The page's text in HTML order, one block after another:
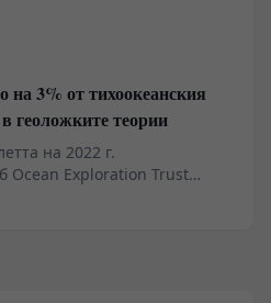
на 3% от тихоокеанския
геоложките теории
на 2022 г.
Ocean Exploration Trust
около един километър